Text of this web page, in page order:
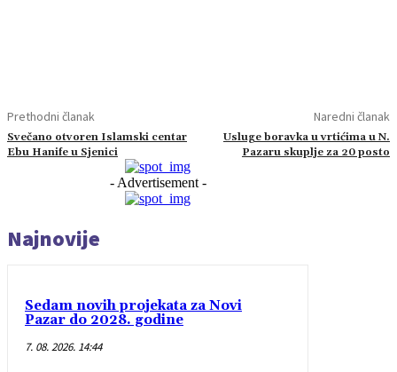
Prethodni članak
Svečano otvoren Islamski centar
Ebu Hanife u Sjenici
Naredni članak
Usluge boravka u vrtićima u N.
Pazaru skuplje za 20 posto
- Advertisement -
Najnovije
Sedam novih projekata za Novi
Pazar do 2028. godine
7. 08. 2026. 14:44